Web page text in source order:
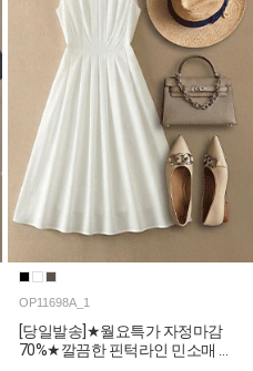
OP11698A_1
[당일발송]★월요특가 자정마감
70%★깔끔한 핀턱라인 민소매 롱